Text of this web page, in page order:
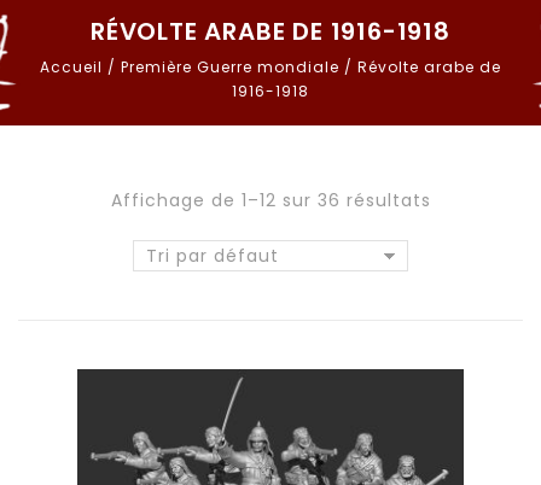
RÉVOLTE ARABE DE 1916-1918
Accueil / Première Guerre mondiale / Révolte arabe de
1916-1918
Affichage de 1–12 sur 36 résultats
Tri par défaut